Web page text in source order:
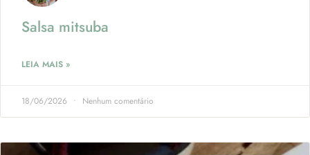
Salsa mitsuba
LEIA MAIS »
18/06/2026 Nenhum comentário